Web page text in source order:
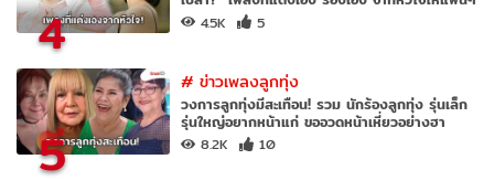
4 4.5K 5
5
#ข่าวเพลงลูกทุ่ง
วงการลูกทุ่งมีสะเทือน! รวม นักร้องลูกทุ่ง รุ่นเล็ก
รุ่นใหญ่อยากหน้าแก่ ขออวดหน้าเหี่ยวอย่างฮา
8.2K 10